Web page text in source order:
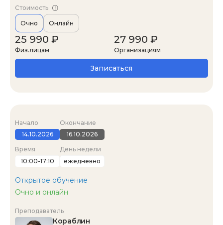
Стоимость
Очно Онлайн
25 990 ₽
Физ.лицам
27 990 ₽
Организациям
Записаться
Начало
14.10.2026
Окончание
16.10.2026
Время
10:00-17:10
День недели
ежедневно
Открытое обучение
Очно и онлайн
Преподаватель
Кораблин